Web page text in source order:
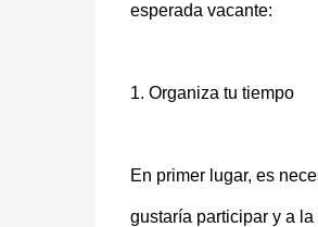
esperada vacante:
1. Organiza tu tiempo
En primer lugar, es
gustaría participar y a